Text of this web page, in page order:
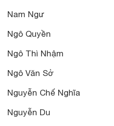
Nam Ngư
Ngô Quyền
Ngô Thì Nhậm
Ngô Văn Sở
Nguyễn Chế Nghĩa
Nguyễn Du